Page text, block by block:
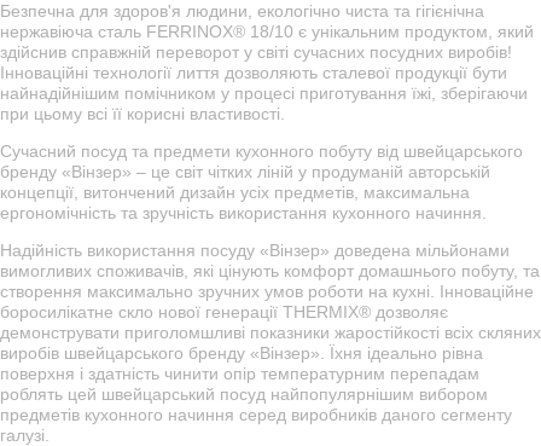
Безпечна для здоров'я людини, екологічно чиста та гігієнічна
нержавіюча сталь FERRINOX® 18/10 є унікальним продуктом, який
здійснив справжній переворот у світі сучасних посудних виробів!
Інноваційні технології лиття дозволяють сталевої продукції бути
найнадійнішим помічником у процесі приготування їжі, зберігаючи
при цьому всі її корисні властивості.
Сучасний посуд та предмети кухонного побуту від швейцарського
бренду «Вінзер» – це світ чітких ліній у продуманій авторській
концепції, витончений дизайн усіх предметів, максимальна
ергономічність та зручність використання кухонного начиння.
Надійність використання посуду «Вінзер» доведена мільйонами
вимогливих споживачів, які цінують комфорт домашнього побуту, та
створення максимально зручних умов роботи на кухні. Інноваційне
боросилікатне скло нової генерації THERMIX® дозволяє
демонструвати приголомшливі показники жаростійкості всіх скляних
виробів швейцарського бренду «Вінзер». Їхня ідеально рівна
поверхня і здатність чинити опір температурним перепадам
роблять цей швейцарський посуд найпопулярнішим вибором
предметів кухонного начиння серед виробників даного сегменту
галузі.